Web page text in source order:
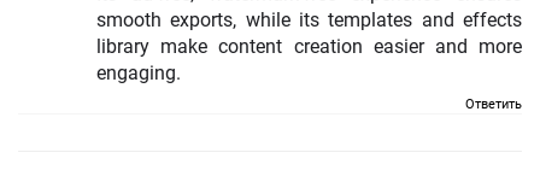
smooth exports, while its templates and effects
library make content creation easier and more
engaging.
Ответить